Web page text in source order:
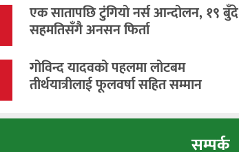
एक सातापछि टुंगियो नर्स आन्दोलन, १९ बुँदे
सहमतिसँगै अनसन फिर्ता
गोविन्द यादवको पहलमा लोटबम
तीर्थयात्रीलाई फूलवर्षा सहित सम्मान
सम्पर्क